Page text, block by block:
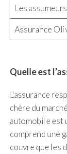
Les assumeurs
Assurance
Quelle est
L’assurance
chère du
automobile est
comprend une
couvre que les